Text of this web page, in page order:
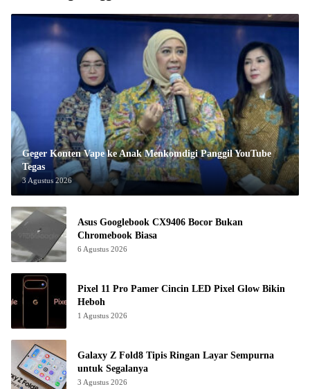
Geger Konten Vape ke Anak Menkomdigi Panggil YouTube
Tegas
3 Agustus 2026
Asus Googlebook CX9406 Bocor Bukan
Chromebook Biasa
6 Agustus 2026
Pixel 11 Pro Pamer Cincin LED Pixel Glow Bikin
Heboh
1 Agustus 2026
Galaxy Z Fold8 Tipis Ringan Layar Sempurna
untuk Segalanya
3 Agustus 2026